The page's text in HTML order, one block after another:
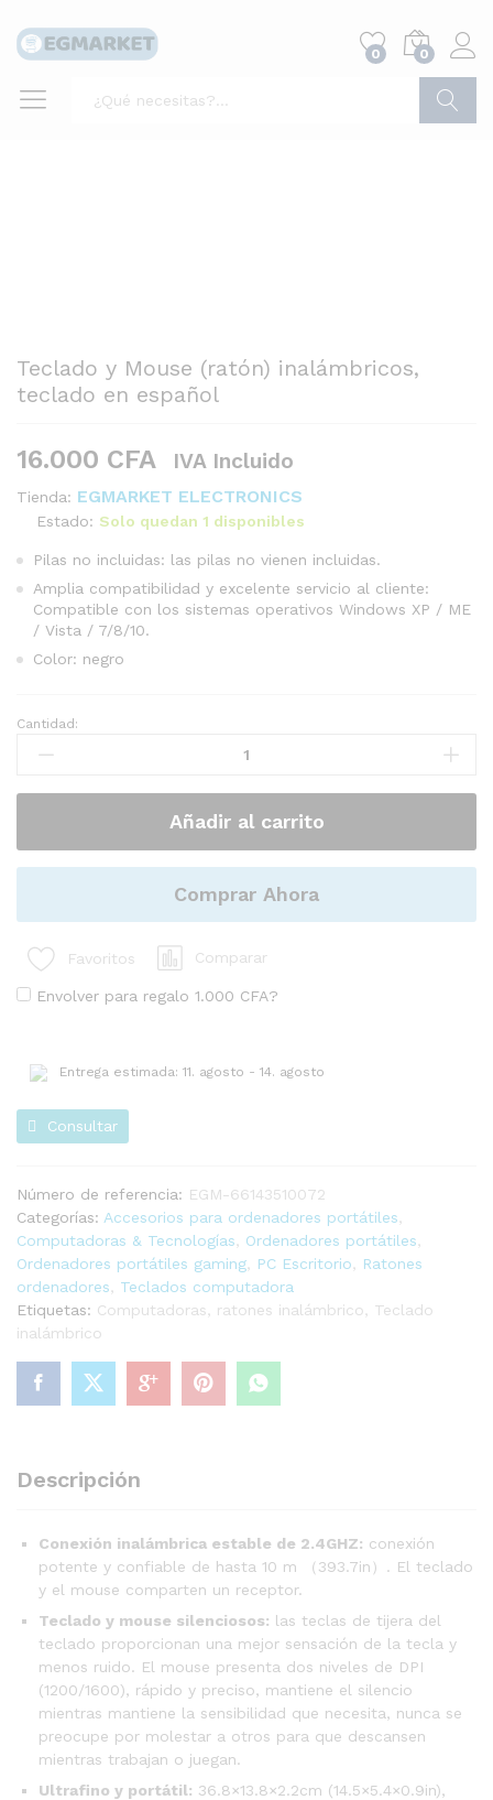
0 0
Teclado y Mouse (ratón) inalámbricos,
teclado en español
16.000 CFA IVA Incluido
Tienda: EGMARKET ELECTRONICS
Estado: Solo quedan 1 disponibles
Pilas no incluidas: las pilas no vienen incluidas.
Amplia compatibilidad y excelente servicio al cliente:
Compatible con los sistemas operativos Windows XP / ME
/ Vista / 7/8/10.
Color: negro
Teclado
(ratón)
en
Cantidad:
Añadir al carrito
Comprar Ahora
Favoritos Comparar
Envolver para regalo 1.000 CFA?
Entrega estimada: 11. agosto - 14. agosto
Consultar
Número de referencia: EGM-66143510072
Categorías: Accesorios para ordenadores portátiles
Computadoras & Tecnologías
Ordenadores portátiles
Ordenadores portátiles gaming
PC Escritorio
Ratones
ordenadores
Teclados computadora
Etiquetas: Computadoras ratones inalámbrico
Teclado
inalámbrico
Descripción
Conexión inalámbrica estable de 2.4GHZ: conexión
potente y confiable de hasta 10 m （393.7in）. El teclado
y el mouse comparten un receptor.
Teclado y mouse silenciosos: las teclas de tijera del
teclado proporcionan una mejor sensación de la tecla y
menos ruido. El mouse presenta dos niveles de DPI
(1200/1600), rápido y preciso, mantiene el silencio
mientras mantiene la sensibilidad que necesita, nunca se
preocupe por molestar a otros para que descansen
mientras trabajan o juegan.
Ultrafino y portátil: 36.8×13.8×2.2cm (14.5×5.4×0.9in),